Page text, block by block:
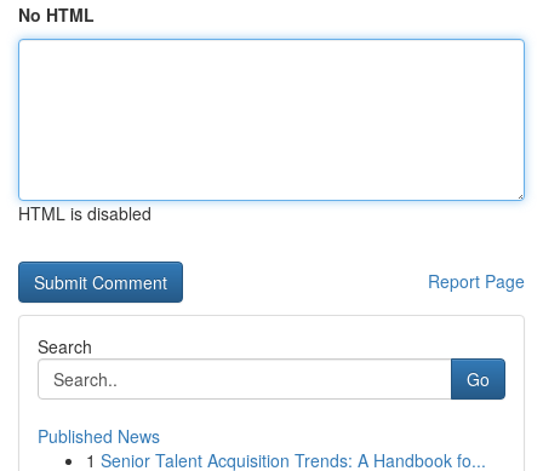
No HTML
HTML is disabled
Report Page
Search
Go
Published News
1 Senior Talent Acquisition Trends: A Handbook fo...